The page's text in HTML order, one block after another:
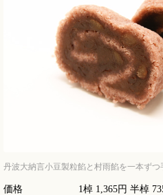
丹波大納言小豆製粒餡と村雨餡を一本ず
価格
1棹 1,365円 半棹